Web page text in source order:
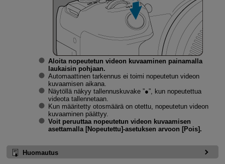
Aloita nopeutetun videon kuvaaminen painamalla
laukaisin pohjaan.
Automaattinen tarkennus ei toimi nopeutetun videon
kuvaamisen aikana.
Näytöllä näkyy tallennuskuvake ”●”, kun nopeutettua
videota tallennetaan.
Kun määritetty otosmäärä on otettu, nopeutetun videon
kuvaaminen päättyy.
Voit peruuttaa nopeutetun videon kuvaamisen
asettamalla [Nopeutettu]-asetuksen arvoon [Pois].
Huomautus